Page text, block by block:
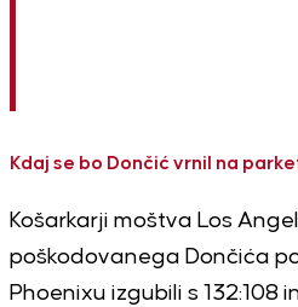
Kdaj se bo Dončić vrnil na
Košarkarji moštva Los
poškodovanega Dončića
Phoenixu izgubili s 132:108